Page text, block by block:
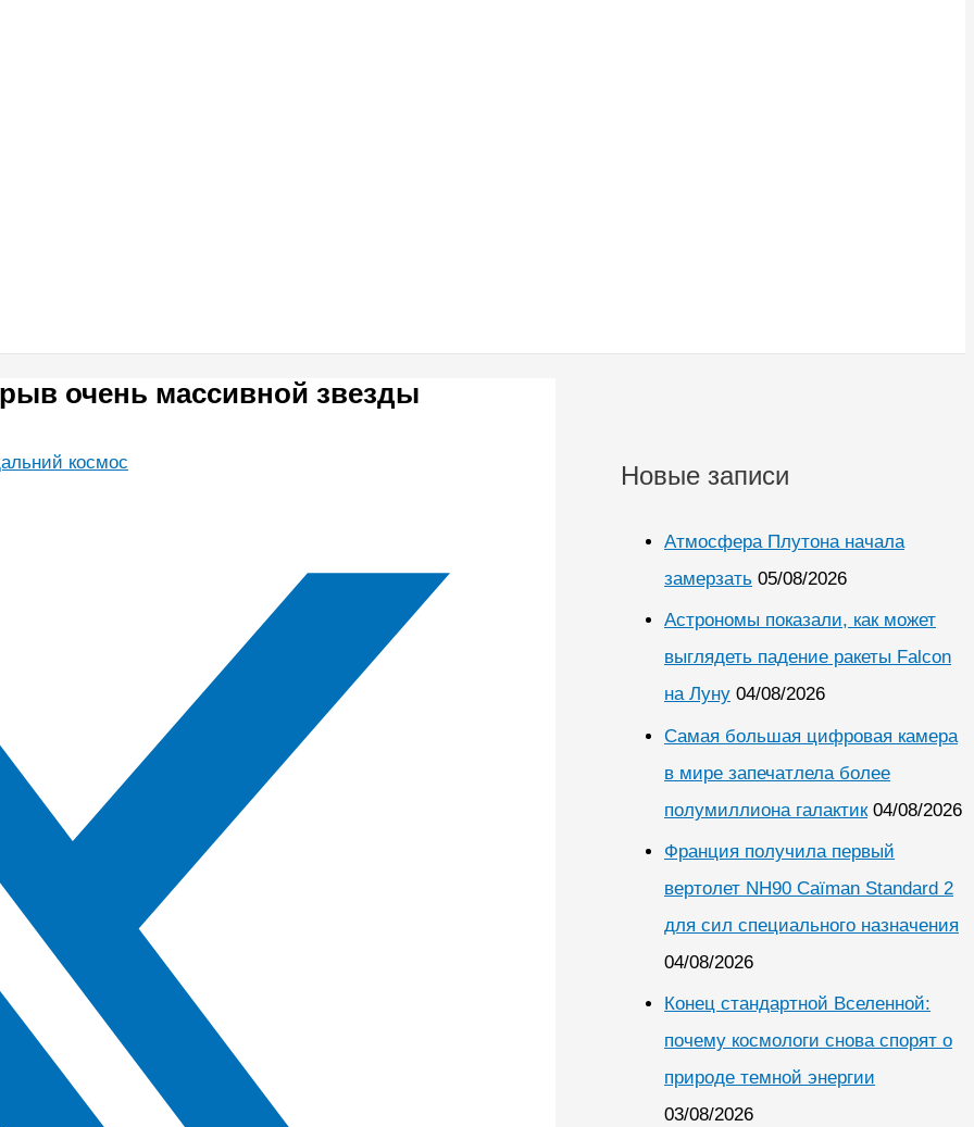
очень массивной звезды
космос Новые записи
Атмосфера Плутона начала
замерзать 05/08/2026
Астрономы показали, как может
выглядеть падение ракеты Falcon
на Луну 04/08/2026
Самая большая цифровая камера
в мире запечатлела более
полумиллиона галактик 04/08/2026
Франция получила первый
вертолет NH90 Caïman Standard 2
для сил специального назначения
04/08/2026
Конец стандартной Вселенной:
почему космологи снова спорят о
природе темной энергии
03/08/2026